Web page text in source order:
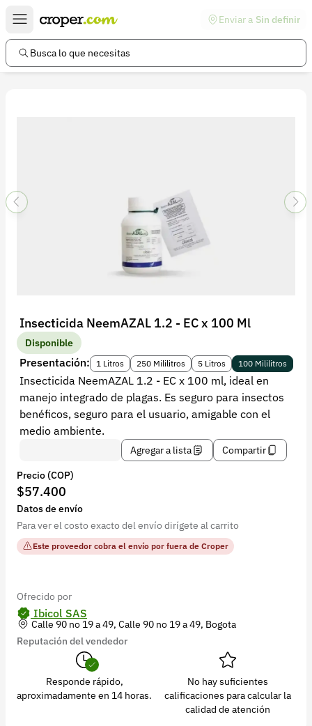
Enviar a Sin definir
Busca lo que necesitas
Insecticida NeemAZAL 1.2 - EC x 100 Ml
Disponible
Presentación: 1 Litros 250 Mililitros 5 Litros 100 Mililitros
Insecticida NeemAZAL 1.2 - EC x 100 ml, ideal en
manejo integrado de plagas. Es seguro para insectos
benéficos, seguro para el usuario, amigable con el
medio ambiente.
Agregar a lista
Compartir
Precio (COP)
$57.400
Datos de envío
Para ver el costo exacto del envío dirígete al carrito
Este proveedor cobra el envío por fuera de Croper
Ofrecido por
Ibicol SAS
Calle 90 no 19 a 49, Calle 90 no 19 a 49, Bogota
Reputación del vendedor
Responde rápido,
aproximadamente en 14 horas.
No hay suficientes
calificaciones para calcular la
calidad de atención
Enlaces de interés
Preguntas frecuentes
Política de privacidad
Recuperar contraseña
Contacto
Soporte
+57 323 2931928
contacto@croper.com
© 2026 Croper.com Todos los derechos reservados
Versión 5.45.0
Síguenos